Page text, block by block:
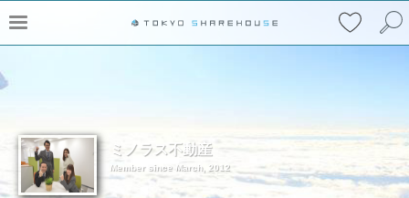
ミノラス不動産
Member since March, 2012